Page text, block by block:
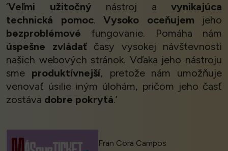
‘Veľmi užitočný nástroj a vynikajúca
technická pomoc. Vysoko oceňujem jeho
bezproblémové fungovanie. Pomáha nám
úspešne zvládaťčasy vysokej návštevnosti
našich webových stránok. Vďaka jeho nástroju
sme produktívnejší, pretože nám umožňuje
venovať úsilie iným úlohám, pričom jeho časť
zostáva dobre pokrytá.’
Fran Cora Campos